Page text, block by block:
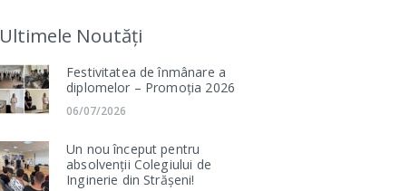
Ultimele Noutăți
Festivitatea de înmânare a
diplomelor – Promoția 2026
06/07/2026
Un nou început pentru
absolvenții Colegiului de
Inginerie din Strășeni!